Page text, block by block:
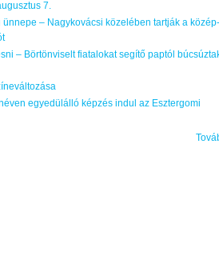
7.
ünnepe – Nagykovácsi közelében tartják a közép-
– Börtönviselt fiatalokat segítő paptól
egyedülálló képzés indul az Esztergomi